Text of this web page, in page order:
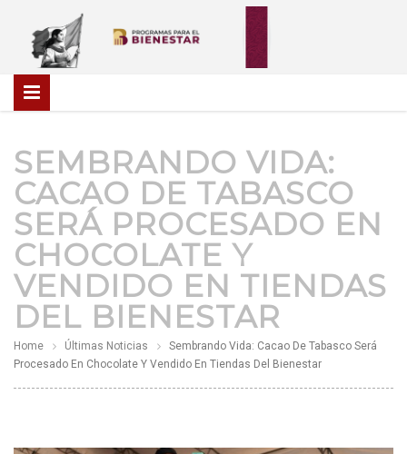
SEMBRANDO VIDA:
CACAO DE TABASCO
SERÁ PROCESADO EN
CHOCOLATE Y
VENDIDO EN TIENDAS
DEL BIENESTAR
Home Últimas Noticias
Sembrando Vida: Cacao De Tabasco Será
Procesado En Chocolate Y Vendido En Tiendas Del Bienestar